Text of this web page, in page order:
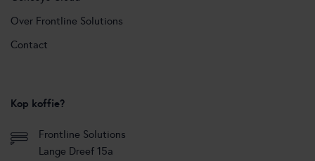
Over Frontline Solutions
Contact
Kop koffie?
Frontline Solutions
Lange Dreef 15a